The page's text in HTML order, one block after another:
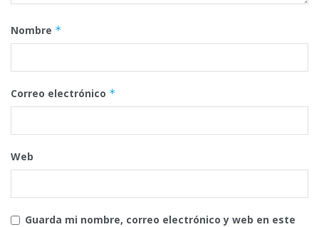
Nombre *
Correo electrónico *
Web
Guarda mi nombre, correo electrónico y web en este